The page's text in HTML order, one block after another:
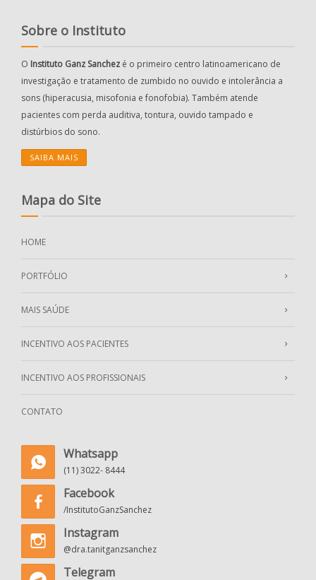
Sobre o Instituto
O Instituto Ganz Sanchez é o primeiro centro latinoamericano de
investigação e tratamento de zumbido no ouvido e intolerância a
sons (hiperacusia, misofonia e fonofobia). Também atende
pacientes com perda auditiva, tontura, ouvido tampado e
distúrbios do sono.
SAIBA MAIS
Mapa do Site
HOME
PORTFÓLIO
MAIS SAÚDE
INCENTIVO AOS PACIENTES
INCENTIVO AOS PROFISSIONAIS
CONTATO
Whatsapp
(11) 3022- 8444
Facebook
/InstitutoGanzSanchez
Instagram
@dra.tanitganzsanchez
Telegram